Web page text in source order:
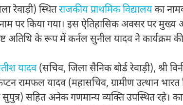
रेवाड़ी) स्थितराजकीय प्राथमिक विद्यालयका
पर किया गया। इस ऐतिहासिक अवसर पर
अतिथि के रूप में कर्नल सुनील यादव ने कार्यक्रम
यादव(सचिव, जिला सैनिक बोर्ड रेवाड़ी), श्री
रामफल यादव (महासचिव, ग्रामीण उत्थान भारत
सहित अनेक गणमान्य व्यक्ति उपस्थित रहे।